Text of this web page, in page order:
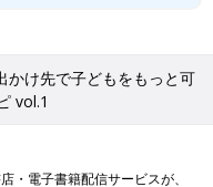
かけ先で子どもをもっと可
vol.1
・電子書籍配信サービスが、